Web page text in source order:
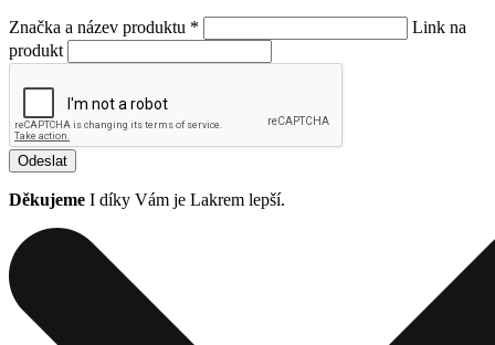
Značka a název produktu *
Link na
produkt
Odeslat
Děkujeme I díky Vám je Lakrem lepší.